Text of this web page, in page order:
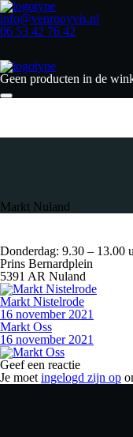
info@venrooyvis.nl
06 53 42 76 42
Geen producten in de
Markt Nuland
Donderdag: 9.30 – 13.00
Prins Bernardplein
5391 AR Nuland
Markt Nistelrode
16 november 2021
Markt Oss
16 november 2021
Geef een reactie
Je moet ingelogd zijn op